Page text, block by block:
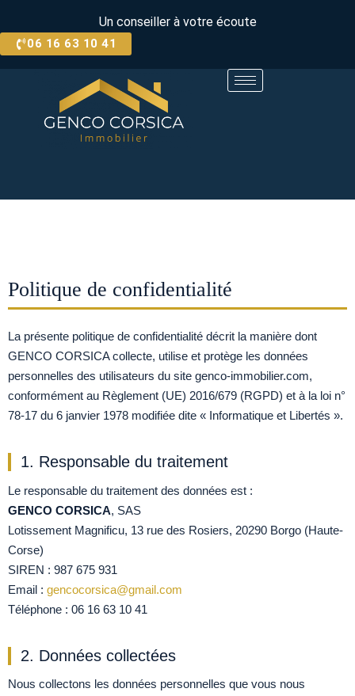
Un conseiller à votre écoute
06 16 63 10 41
Politique de confidentialité
La présente politique de confidentialité décrit la manière dont
GENCO CORSICA collecte, utilise et protège les données
personnelles des utilisateurs du site genco-immobilier.com,
conformément au Règlement (UE) 2016/679 (RGPD) et à la loi n°
78-17 du 6 janvier 1978 modifiée dite « Informatique et Libertés ».
1. Responsable du traitement
Le responsable du traitement des données est :
GENCO CORSICA, SAS
Lotissement Magnificu, 13 rue des Rosiers, 20290 Borgo (Haute-
Corse)
SIREN : 987 675 931
Email : gencocorsica@gmail.com
Téléphone : 06 16 63 10 41
2. Données collectées
Nous collectons les données personnelles que vous nous